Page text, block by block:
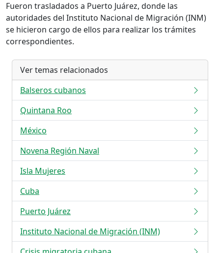
Fueron trasladados a Puerto Juárez, donde las
autoridades del Instituto Nacional de Migración (INM)
se hicieron cargo de ellos para realizar los trámites
correspondientes.
Ver temas relacionados
Balseros cubanos
Quintana Roo
México
Novena Región Naval
Isla Mujeres
Cuba
Puerto Juárez
Instituto Nacional de Migración (INM)